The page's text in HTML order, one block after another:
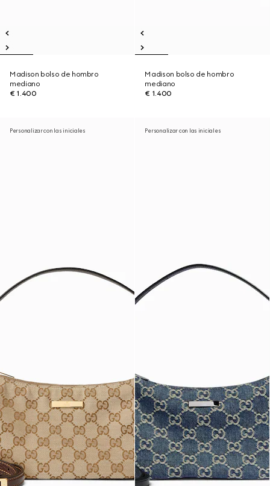
Madison bolso de hombro
mediano
€ 1.400
Madison bolso de hombro
mediano
€ 1.400
Personalizar con las iniciales Personalizar con las iniciales